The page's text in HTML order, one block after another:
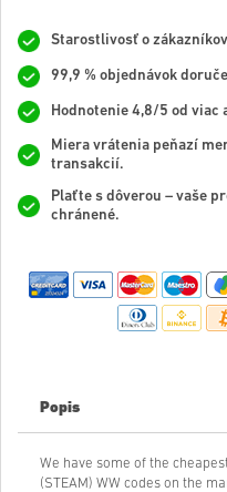
Starostlivosť o
99,9 % objednávok
Hodnotenie 4,8/5 od viac
Miera vrátenia peňazí
transakcií.
Plaťte s dôverou – vaše
chránené.
Popis
We have some of the
(STEAM) WW codes on the